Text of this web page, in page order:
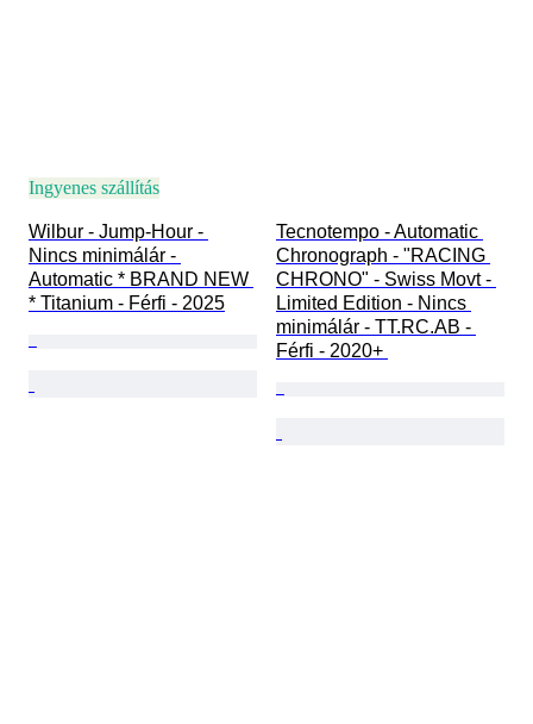
Ingyenes szállítás
Wilbur - Jump-Hour -
Nincs minimálár -
Automatic * BRAND NEW
* Titanium - Férfi - 2025
Tecnotempo - Automatic
Chronograph - "RACING
CHRONO" - Swiss Movt -
Limited Edition - Nincs
minimálár - TT.RC.AB -
Férfi - 2020+